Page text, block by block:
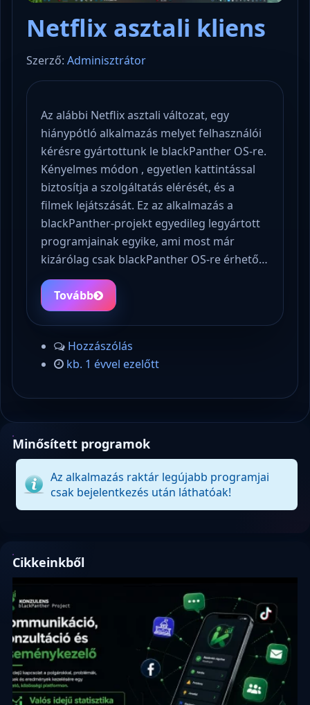
Netflix asztali kliens
Szerző: Adminisztrátor
Az alábbi Netflix asztali változat, egy
hiánypótló alkalmazás melyet felhasználói
kérésre gyártottunk le blackPanther OS-re.
Kényelmes módon , egyetlen kattintással
biztosítja a szolgáltatás elérését, és a
filmek lejátszását. Ez az alkalmazás a
blackPanther-projekt egyedileg legyártott
programjainak egyike, ami most már
kizárólag csak blackPanther OS-re érhető…
Tovább
Hozzászólás
kb. 1 évvel ezelőtt
Minősített programok
Az alkalmazás raktár legújabb programjai
csak bejelentkezés után láthatóak!
Cikkeinkből